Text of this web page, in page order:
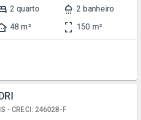
2 quarto shower 2 banheiro
48 m² screenshot_frame 150 m²
- CRECI: 246028-F